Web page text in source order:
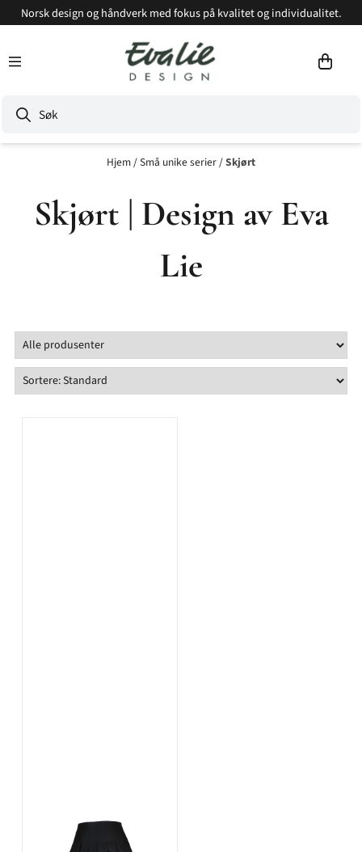
Hopp til innhold
Norsk design og håndverk med fokus på kvalitet og individualitet.
Hjem/Små unike serier/Skjørt
Skjørt | Design av Eva
Lie